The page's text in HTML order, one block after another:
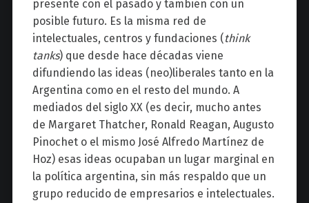
presente con el pasado y también con un
posible futuro. Es la misma red de
intelectuales, centros y fundaciones (think
tanks) que desde hace décadas viene
difundiendo las ideas (neo)liberales tanto en la
Argentina como en el resto del mundo. A
mediados del siglo XX (es decir, mucho antes
de Margaret Thatcher, Ronald Reagan, Augusto
Pinochet o el mismo José Alfredo Martínez de
Hoz) esas ideas ocupaban un lugar marginal en
la política argentina, sin más respaldo que un
grupo reducido de empresarios e intelectuales.